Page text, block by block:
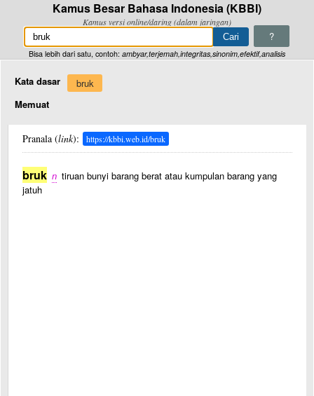
Kamus Besar Bahasa Indonesia (KBBI)
Kamus versi online/daring (dalam jaringan)
?
Bisa lebih dari satu, contoh: ambyar,terjemah,integritas,sinonim,efektif,analisis
Kata dasar
bruk
Memuat
Pranala (link): https://kbbi.web.id/bruk
bruk n tiruan bunyi barang berat atau kumpulan barang yang
jatuh